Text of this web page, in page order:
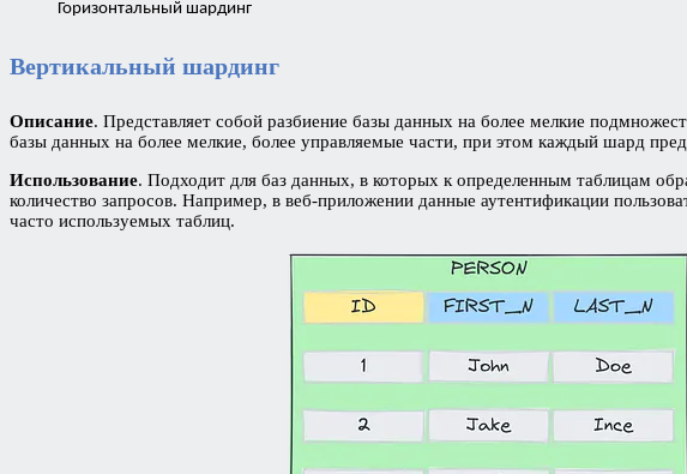
Горизонтальный шардинг
Вертикальный шардинг
Описание. Представляет собой разбиение базы данных на более мелкие
базы данных на более мелкие, более управляемые части, при этом каждый шард
Использование. Подходит для баз данных, в которых к определенным таблицам
количество запросов. Например, в веб-приложении данные аутентификации
часто используемых таблиц.